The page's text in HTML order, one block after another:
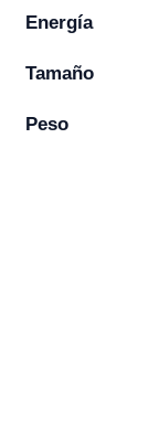
Energía
Tamaño
Peso